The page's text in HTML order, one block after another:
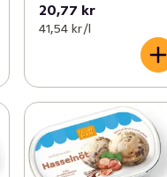
20,77 kr
41,54 kr /l